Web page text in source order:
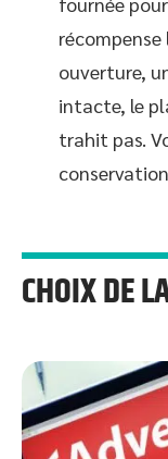
ouverture,
intacte, le
trahit pas.
CHOIX DE